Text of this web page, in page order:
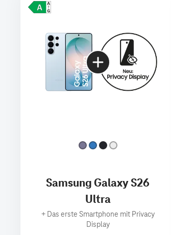
Samsung Galaxy S26
Ultra
+ Das erste Smartphone mit Privacy
Display